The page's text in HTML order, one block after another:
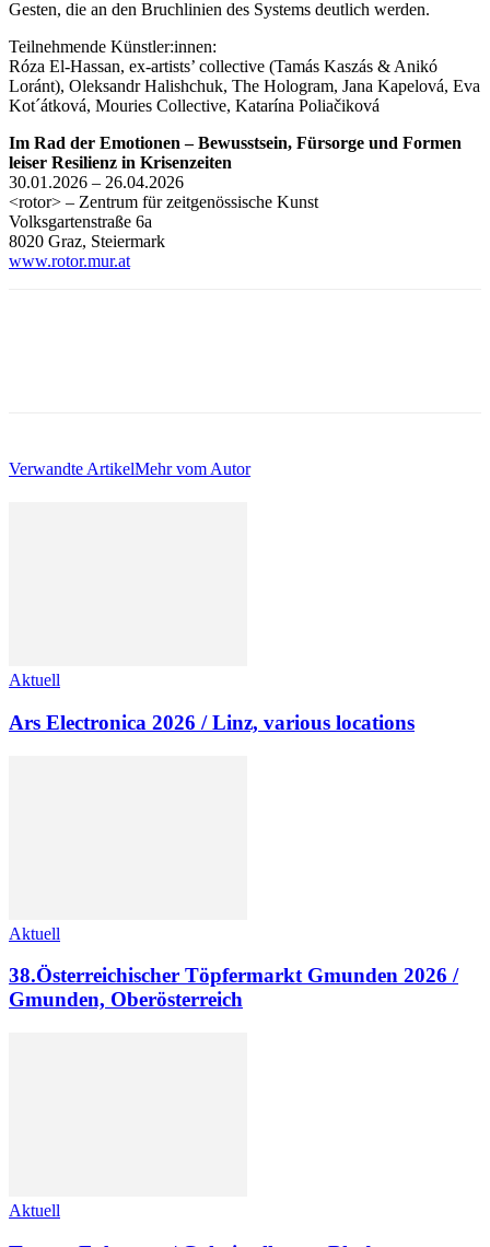
Gesten, die an den Bruchlinien des Systems deutlich werden.
Teilnehmende Künstler:innen:
Róza El-Hassan, ex-artists’ collective (Tamás Kaszás & Anikó
Loránt), Oleksandr Halishchuk, The Hologram, Jana Kapelová, Eva
Kot´átková, Mouries Collective, Katarína Poliačiková
Im Rad der Emotionen – Bewusstsein, Fürsorge und Formen
leiser Resilienz in Krisenzeiten
30.01.2026 – 26.04.2026
<rotor> – Zentrum für zeitgenössische Kunst
Volksgartenstraße 6a
8020 Graz, Steiermark
www.rotor.mur.at
Verwandte ArtikelMehr vom Autor
Aktuell
Ars Electronica 2026 / Linz, various locations
Aktuell
38.Österreichischer Töpfermarkt Gmunden 2026 /
Gmunden, Oberösterreich
Aktuell